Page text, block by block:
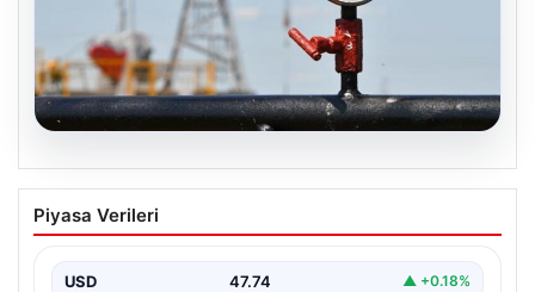
Petrol fiyatları 25 Mayıs: Petrol fiyatları
düştü mü, ne kadar oldu? Brent petrol
Piyasa Verileri
USD 47.74 ▲ +0.18%